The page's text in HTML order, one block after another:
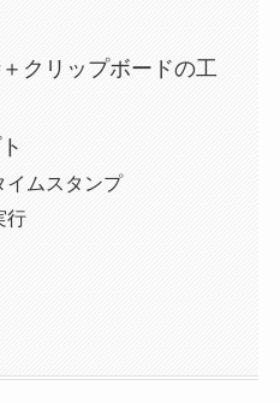
クリップボードの工
イムスタンプ
行